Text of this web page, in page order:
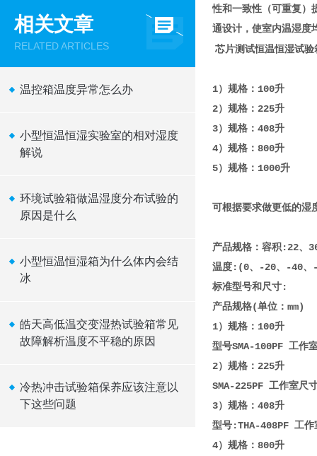
相关文章
RELATED ARTICLES
温控箱温度异常怎么办
小型恒温恒湿实验室的相对湿度
解说
环境试验箱做温湿度分布试验的
原因是什么
​小型恒温恒湿箱为什么体内会结
冰
皓天高低温交变湿热试验箱常见
故障解析温度不平稳的原因
冷热冲击试验箱保养应该注意以
下这些问题
性和一致性（可重复）
通设计，使室内温湿度
芯片测试恒温恒湿试
1）规格：100升
2）规格：225升
3）规格：408升
4）规格：800升
5）规格：1000升
可根据要求做更低的湿
产品规格：容积:22、
温度:(0、-20、-40
标准型号和尺寸:
产品规格(单位：mm)
1）规格：100升
型号SMA-100PF 工作
2）规格：225升
SMA-225PF 工作室尺
3）规格：408升
型号:THA-408PF 工作
4）规格：800升